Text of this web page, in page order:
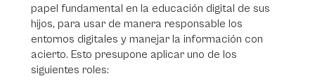
papel fundamental en la educación digital de sus
hijos, para usar de manera responsable los
entornos digitales y manejar la información con
acierto. Esto presupone aplicar uno de los
siguientes roles: